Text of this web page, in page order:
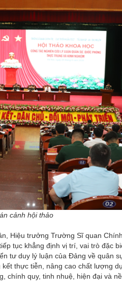
cảnh hội thảo
Hiệu trưởng Trường Sĩ quan
tục khẳng định vị trí, vai trò đặc
tư duy lý luận của Đảng về quân
thực tiễn, nâng cao chất lượng
chính quy, tinh nhuệ, hiện đại và